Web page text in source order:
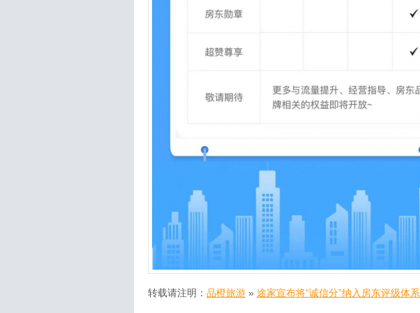
转载请注明： 品橙旅游 » 途家宣布将“诚信分”纳入房东评级体系